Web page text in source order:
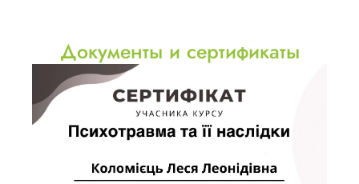
Документы и сертификаты